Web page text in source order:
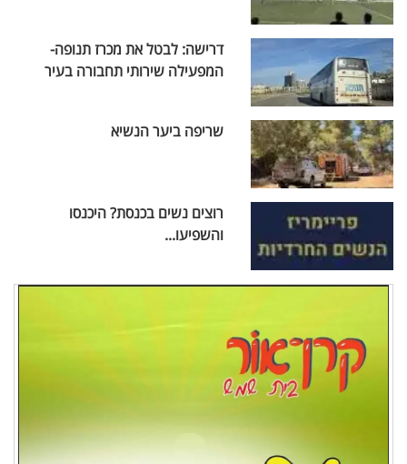
דרישה: לבטל את מכרז תנופה-
המפעילה שירותי תחבורה בעיר
שריפה ביער הנשיא
רוצים נשים בכנסת? היכנסו
והשפיעו...